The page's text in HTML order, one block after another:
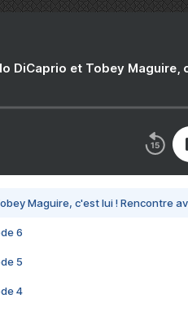
DiCaprio et Tobey
Maguire, c'est lui ! Rencontre
6
5
4